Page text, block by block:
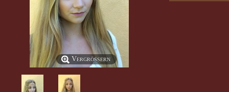
Vergrößern